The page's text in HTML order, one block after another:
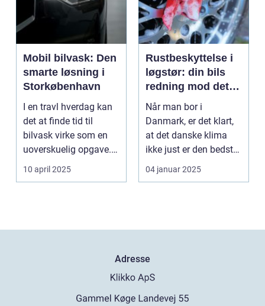
Mobil bilvask: Den
smarte løsning i
Storkøbenhavn
I en travl hverdag kan
det at finde tid til
bilvask virke som en
uoverskuelig opgave.
Især i S...
10 april 2025
Rustbeskyttelse i
løgstør: din bils
redning mod det
danske klima
Når man bor i
Danmark, er det klart,
at det danske klima
ikke just er den bedste
ven for bilen...
04 januar 2025
Adresse